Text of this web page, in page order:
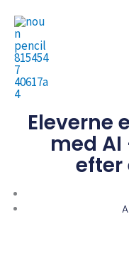
indholdet
Eleverne
med
efter